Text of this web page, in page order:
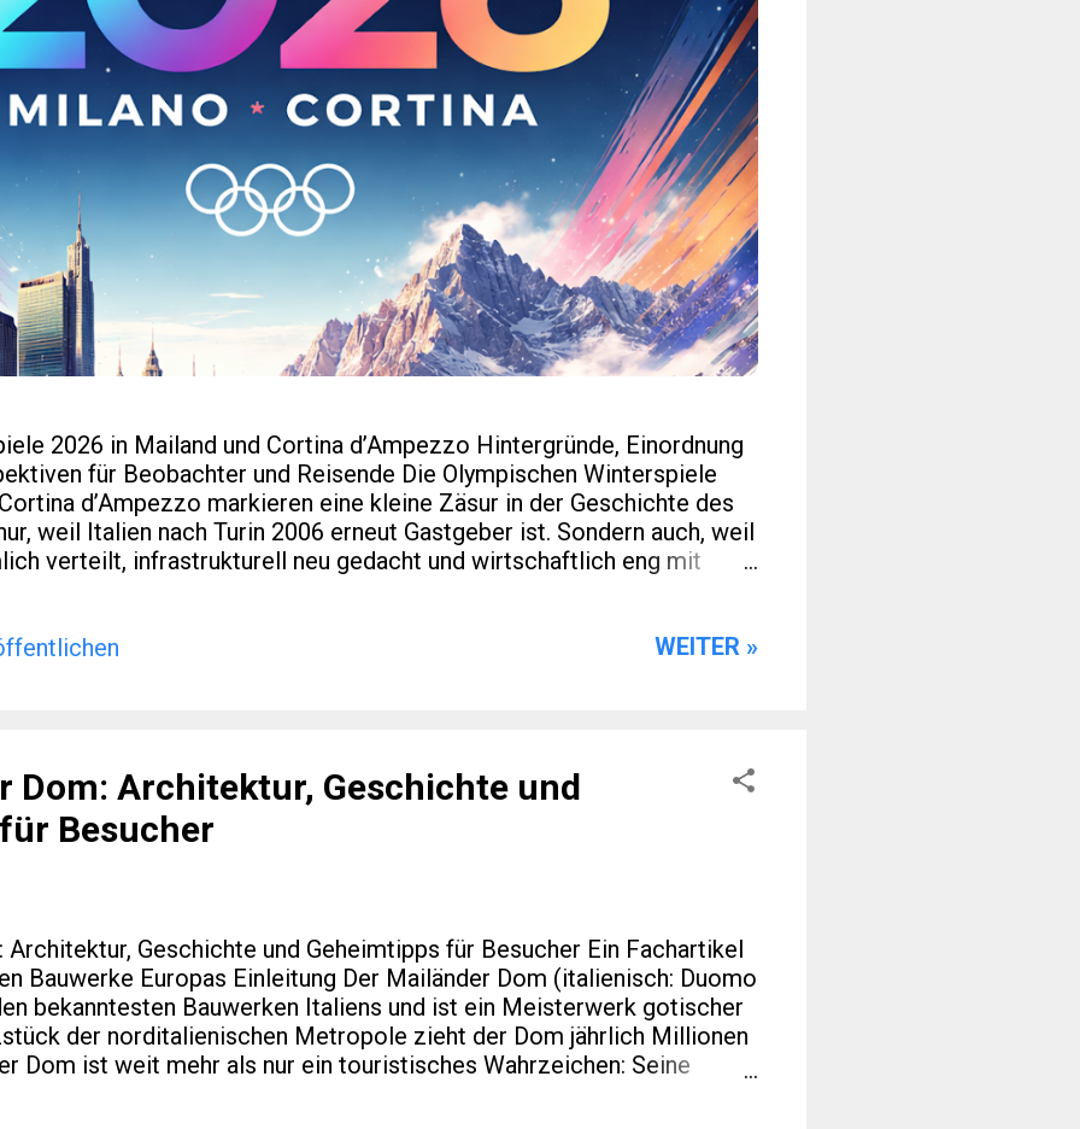
2026 in Mailand und Cortina d’Ampezzo Hintergründe, Einordnung
für Beobachter und Reisende Die Olympischen Winterspiele
d’Ampezzo markieren eine kleine Zäsur in der Geschichte des
weil Italien nach Turin 2006 erneut Gastgeber ist. Sondern auch, weil
verteilt, infrastrukturell neu gedacht und wirtschaftlich eng mit
Artikel ordnet ein: historisch, praktisch und mit Blick auf Zahlen, die
WEITER »
Dom: Architektur, Geschichte und
Besucher
Architektur, Geschichte und Geheimtipps für Besucher Ein Fachartikel
Bauwerke Europas Einleitung Der Mailänder Dom (italienisch: Duomo
bekanntesten Bauwerken Italiens und ist ein Meisterwerk gotischer
der norditalienischen Metropole zieht der Dom jährlich Millionen
Dom ist weit mehr als nur ein touristisches Wahrzeichen: Seine